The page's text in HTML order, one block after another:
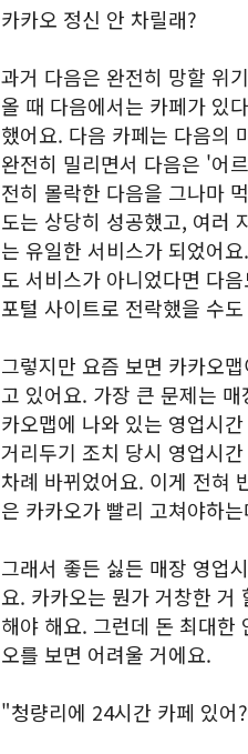
카카오 정신 안 차릴래?
과거 다음은 완전히 망할 위
올 때 다음에서는 카페가 있
했어요. 다음 카페는 다음의
완전히 밀리면서 다음은 '어
전히 몰락한 다음을 그나마
도는 상당히 성공했고, 여러
는 유일한 서비스가 되었어
도 서비스가 아니었다면 다
포털 사이트로 전락했을 수
그렇지만 요즘 보면 카카오
고 있어요. 가장 큰 문제는
카오맵에 나와 있는 영업시
거리두기 조치 당시 영업시
차례 바뀌었어요. 이게 전혀
은 카카오가 빨리 고쳐야하
그래서 좋든 싫든 매장 영업
요. 카카오는 뭔가 거창한 거
해야 해요. 그런데 돈 최대한
오를 보면 어려울 거에요.
"청량리에 24시간 카페 있어